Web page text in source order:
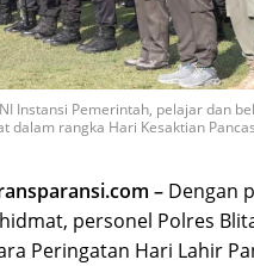
Instansi Pemerintah, pelajar dan
dalam rangka Hari Kesaktian
– Dengan
personel Polres
Peringatan Hari Lahir